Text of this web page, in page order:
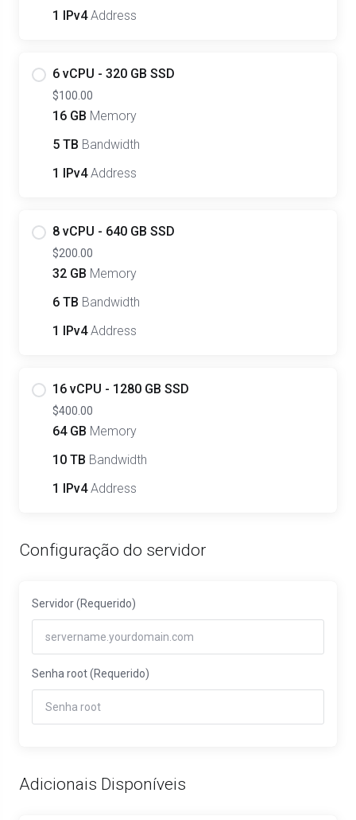
1 IPv4Address
6 vCPU - 320 GB SSD
$100.00
16 GB Memory
5 TB Bandwidth
1 IPv4Address
8 vCPU - 640 GB SSD
$200.00
32 GB Memory
6 TB Bandwidth
1 IPv4Address
16 vCPU - 1280 GB SSD
$400.00
64 GB Memory
10 TB Bandwidth
1 IPv4Address
Configuração do servidor
Servidor(Requerido)
Senha root(Requerido)
Adicionais Disponíveis